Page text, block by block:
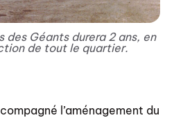
Géants durera 2 ans, en
de tout le quartier.
l’aménagement du